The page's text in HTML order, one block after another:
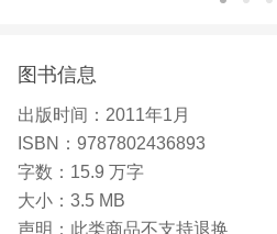
图书信息
出版时间： 2011年1月
ISBN： 9787802436893
字数： 15.9 万字
大小： 3.5 MB
声明： 此类商品不支持退换